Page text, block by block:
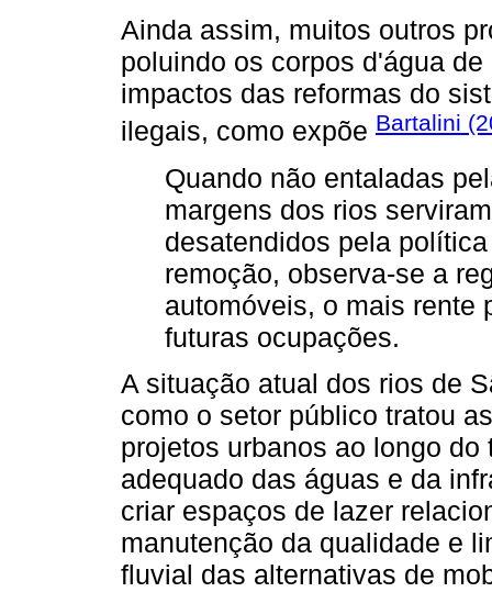
Ainda assim, muitos outros
poluindo os corpos d'água
impactos das reformas do
ilegais, como expõe Bartalini
Quando não entaladas
margens dos rios
desatendidos pela
remoção, observa-se a
automóveis, o mais rente
futuras ocupações.
A situação atual dos rios de
como o setor público tratou
projetos urbanos ao longo
adequado das águas e da
criar espaços de lazer
manutenção da qualidade e
fluvial das alternativas de